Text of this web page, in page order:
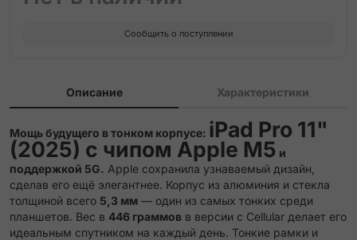
Сообщить о поступлении
Описание Характеристики
Мощь будущего в тонком корпусе: iPad Pro 11"
(2025) с чипом Apple M5 и
поддержкой 5G. Apple сохранила узнаваемый дизайн,
сделав его ещё элегантнее. Корпус из алюминия и стекла
толщиной всего 5,3 мм — один из самых тонких среди
планшетов. Вес в 446 граммов в версии с Cellular делает его
идеальным спутником на каждый день. Тонкие рамки и